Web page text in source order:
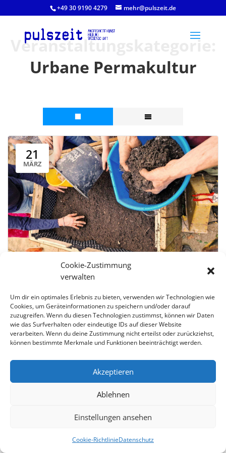
Cookie-Zustimmung
verwalten
Um dir ein optimales Erlebnis zu bieten, verwenden wir Technologien wie
Cookies, um Geräteinformationen zu speichern und/oder darauf
zuzugreifen. Wenn du diesen Technologien zustimmst, können wir Daten
wie das Surfverhalten oder eindeutige IDs auf dieser Website
verarbeiten. Wenn du deine Zustimmung nicht erteilst oder zurückziehst,
können bestimmte Merkmale und Funktionen beeinträchtigt werden.
Akzeptieren
Ablehnen
Einstellungen ansehen
Cookie-RichtlinieDatenschutz
+49 30 9190 4279 mehr@pulszeit.de
Veranstaltungskategorie:
Urbane Permakultur
21
MÄRZ
Saisonauftakt Urbane
Permakultur
21.03.2026 @ 14:00 - 21.03.2026 @ 17:00
Liebenwalder Str. 33, 13347 Berlin
Urbane Permakultur Kostenlos
Cookie-Richtlinie (EU)